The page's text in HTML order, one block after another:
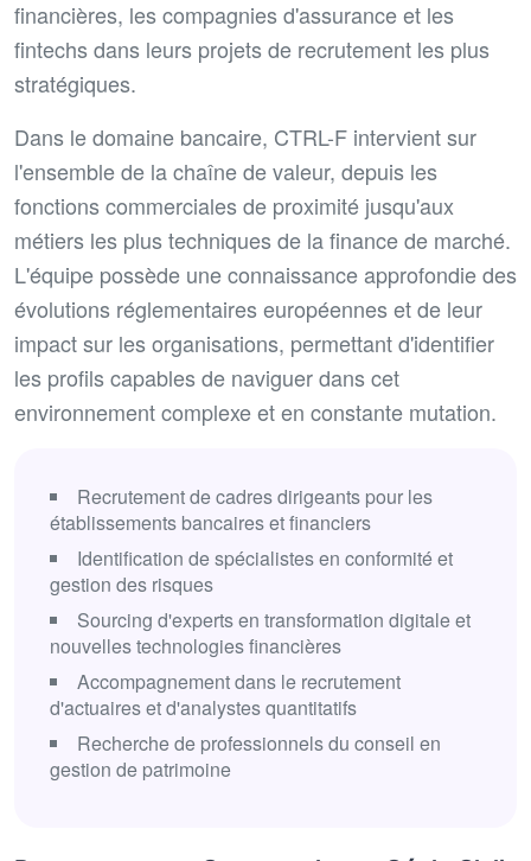
financières, les compagnies d'assurance et les
fintechs dans leurs projets de recrutement les plus
stratégiques.
Dans le domaine bancaire, CTRL-F intervient sur
l'ensemble de la chaîne de valeur, depuis les
fonctions commerciales de proximité jusqu'aux
métiers les plus techniques de la finance de marché.
L'équipe possède une connaissance approfondie des
évolutions réglementaires européennes et de leur
impact sur les organisations, permettant d'identifier
les profils capables de naviguer dans cet
environnement complexe et en constante mutation.
Recrutement de cadres dirigeants pour les
établissements bancaires et financiers
Identification de spécialistes en conformité et
gestion des risques
Sourcing d'experts en transformation digitale et
nouvelles technologies financières
Accompagnement dans le recrutement
d'actuaires et d'analystes quantitatifs
Recherche de professionnels du conseil en
gestion de patrimoine